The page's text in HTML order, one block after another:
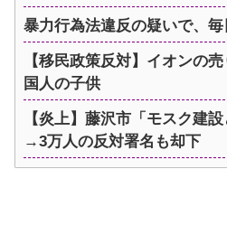
暴力行為法違反の疑いで、
【移民政策反対】イオンの
国人の子供
【炎上】藤沢市「モスク建
→3万人の反対署名も却下